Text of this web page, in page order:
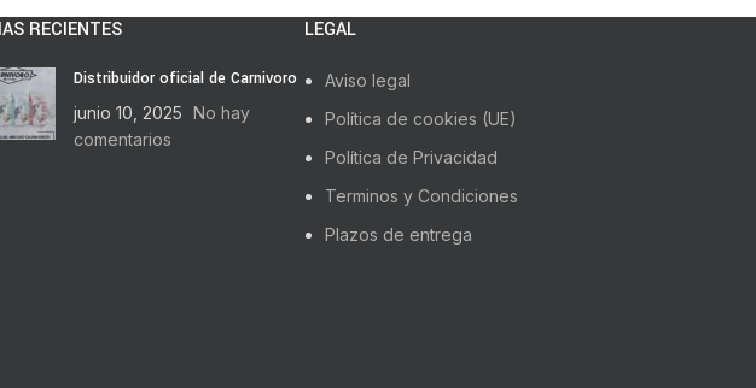
RECIENTES
Distribuidor oficial de Carnivoro
junio 10, 2025 No hay
comentarios
LEGAL
Aviso legal
Política de cookies (UE)
Política de Privacidad
Terminos y Condiciones
Plazos de entrega